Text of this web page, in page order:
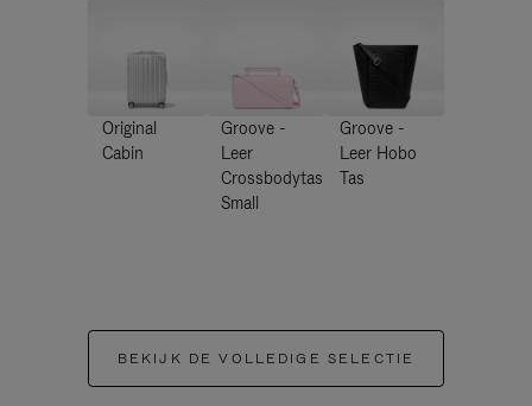
Original
Cabin
Groove -
Leer
Crossbodytas
Small
Groove -
Leer Hobo
Tas
BEKIJK DE VOLLEDIGE SELECTIE